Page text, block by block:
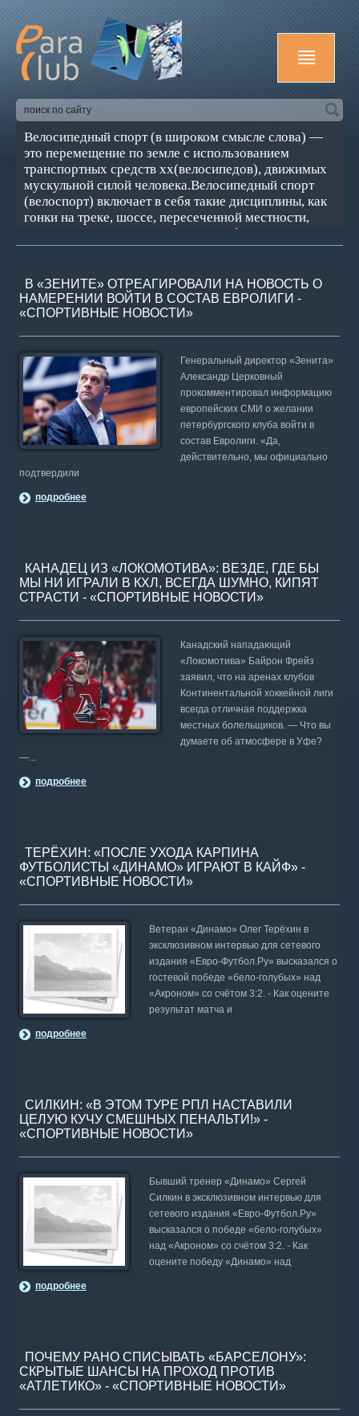
Велосипедный спорт (в широком смысле слова) —
это перемещение по земле с использованием
транспортных средств хх(велосипедов), движимых
мускульной силой человека.Велосипедный спорт
(велоспорт) включает в себя такие дисциплины, как
гонки на треке, шоссе, пересеченной местности,
горный велосипед, соревнования в фигурной езде и
игре в мяч на велосипедах — велополо и велобол и
В «ЗЕНИТЕ» ОТРЕАГИРОВАЛИ НА НОВОСТЬ О
НАМЕРЕНИИ ВОЙТИ В СОСТАВ ЕВРОЛИГИ -
«СПОРТИВНЫЕ НОВОСТИ»
Генеральный директор «Зенита»
Александр Церковный
прокомментировал информацию
европейских СМИ о желании
петербургского клуба войти в
состав Евролиги. «Да,
действительно, мы официально
подтвердили
подробнее
КАНАДЕЦ ИЗ «ЛОКОМОТИВА»: ВЕЗДЕ, ГДЕ БЫ
МЫ НИ ИГРАЛИ В КХЛ, ВСЕГДА ШУМНО, КИПЯТ
СТРАСТИ - «СПОРТИВНЫЕ НОВОСТИ»
Канадский нападающий
«Локомотива» Байрон Фрейз
заявил, что на аренах клубов
Континентальной хоккейной лиги
всегда отличная поддержка
местных болельщиков. — Что вы
думаете об атмосфере в Уфе?
—...
подробнее
ТЕРЁХИН: «ПОСЛЕ УХОДА КАРПИНА
ФУТБОЛИСТЫ «ДИНАМО» ИГРАЮТ В КАЙФ» -
«СПОРТИВНЫЕ НОВОСТИ»
Ветеран «Динамо» Олег Терёхин в
эксклюзивном интервью для сетевого
издания «Евро-Футбол.Ру» высказался о
гостевой победе «бело-голубых» над
«Акроном» со счётом 3:2. - Как оцените
результат матча и
подробнее
СИЛКИН: «В ЭТОМ ТУРЕ РПЛ НАСТАВИЛИ
ЦЕЛУЮ КУЧУ СМЕШНЫХ ПЕНАЛЬТИ!» -
«СПОРТИВНЫЕ НОВОСТИ»
Бывший тренер «Динамо» Сергей
Силкин в эксклюзивном интервью для
сетевого издания «Евро-Футбол.Ру»
высказался о победе «бело-голубых»
над «Акроном» со счётом 3:2. - Как
оцените победу «Динамо» над
подробнее
ПОЧЕМУ РАНО СПИСЫВАТЬ «БАРСЕЛОНУ»:
СКРЫТЫЕ ШАНСЫ НА ПРОХОД ПРОТИВ
«АТЛЕТИКО» - «СПОРТИВНЫЕ НОВОСТИ»